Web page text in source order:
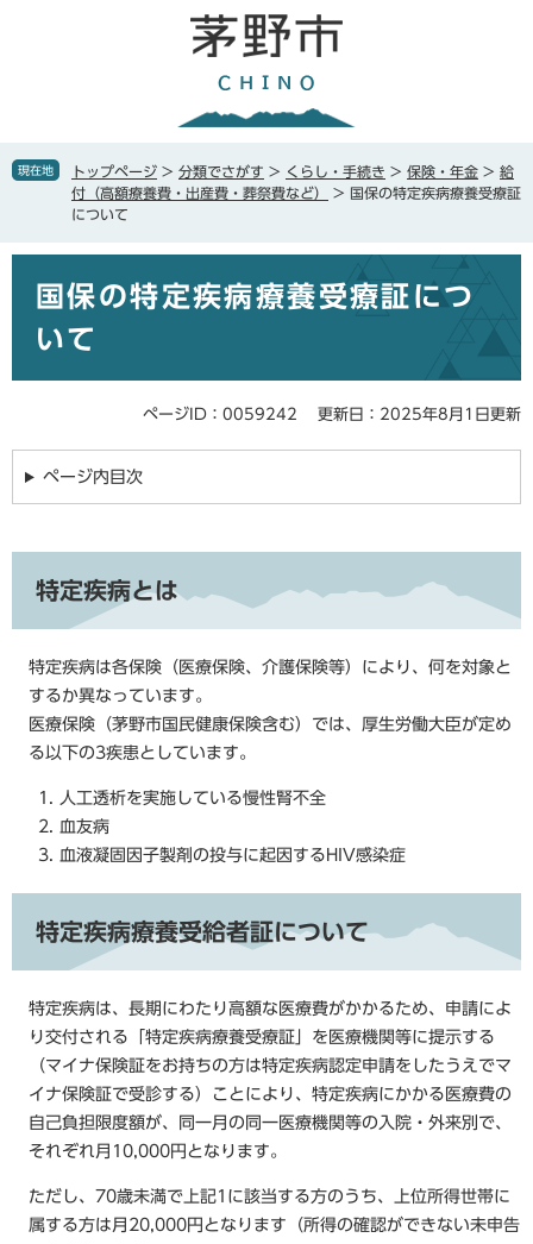
で
ば現在地 トップページ > 分類でさがす > くらし・手続き > 保険・年金 > 給
付（高額療養費・出産費・葬祭費など）
> 国保の特定疾病療養受療証
について
国保の特定疾病療養受療証につ
いて
ページID：0059242 更新日：2025年8月1日更新
ページ内目次
特定疾病とは
特定疾病は各保険（医療保険、介護保険等）により、何を対象と
するか異なっています。
医療保険（茅野市国民健康保険含む）では、厚生労働大臣が定め
る以下の3疾患としています。
人工透析を実施している慢性腎不全
血友病
血液凝固因子製剤の投与に起因するHIV感染症
特定疾病療養受給者証について
特定疾病は、長期にわたり高額な医療費がかかるため、申請によ
り交付される「特定疾病療養受療証」を医療機関等に提示する
（マイナ保険証をお持ちの方は特定疾病認定申請をしたうえでマ
イナ保険証で受診する）ことにより、特定疾病にかかる医療費の
自己負担限度額が、同一月の同一医療機関等の入院・外来別で、
それぞれ月10,000円となります。
ただし、70歳未満で上記1に該当する方のうち、上位所得世帯に
属する方は月20,000円となります（所得の確認ができない未申告